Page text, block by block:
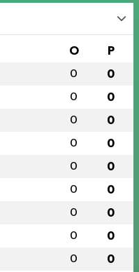
O P
0 0
0 0
0 0
0 0
0 0
0 0
0 0
0 0
0 0